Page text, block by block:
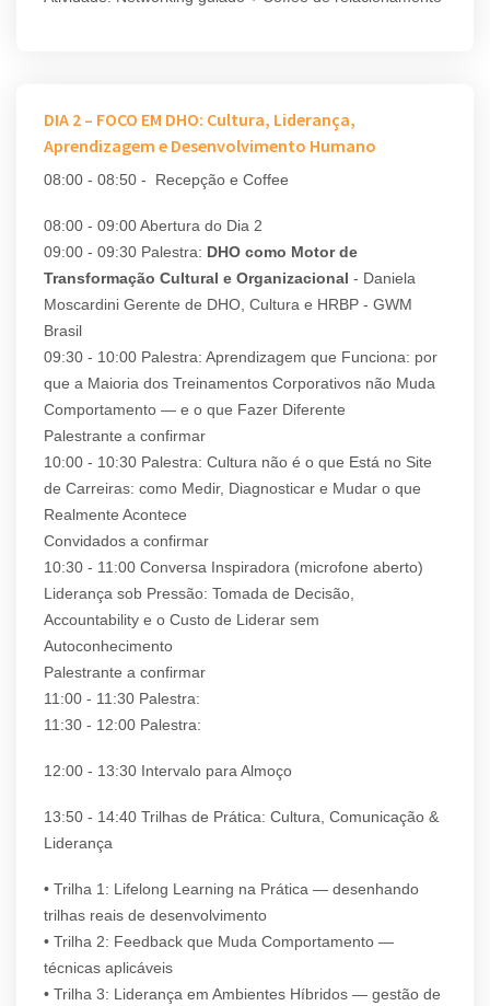
DIA 2 – FOCO EM DHO: Cultura, Liderança,
Aprendizagem e Desenvolvimento Humano
08:00 - 08:50 - Recepção e Coffee
08:00 - 09:00 Abertura do Dia 2
09:00 - 09:30 Palestra: DHO como Motor de
Transformação Cultural e Organizacional - Daniela
Moscardini Gerente de DHO, Cultura e HRBP - GWM
Brasil
09:30 - 10:00 Palestra: Aprendizagem que Funciona: por
que a Maioria dos Treinamentos Corporativos não Muda
Comportamento — e o que Fazer Diferente
Palestrante a confirmar
10:00 - 10:30 Palestra: Cultura não é o que Está no Site
de Carreiras: como Medir, Diagnosticar e Mudar o que
Realmente Acontece
Convidados a confirmar
10:30 - 11:00 Conversa Inspiradora (microfone aberto)
Liderança sob Pressão: Tomada de Decisão,
Accountability e o Custo de Liderar sem
Autoconhecimento
Palestrante a confirmar
11:00 - 11:30 Palestra:
11:30 - 12:00 Palestra:
12:00 - 13:30 Intervalo para Almoço
13:50 - 14:40 Trilhas de Prática: Cultura, Comunicação &
Liderança
• Trilha 1: Lifelong Learning na Prática — desenhando
trilhas reais de desenvolvimento
• Trilha 2: Feedback que Muda Comportamento —
técnicas aplicáveis
• Trilha 3: Liderança em Ambientes Híbridos — gestão de